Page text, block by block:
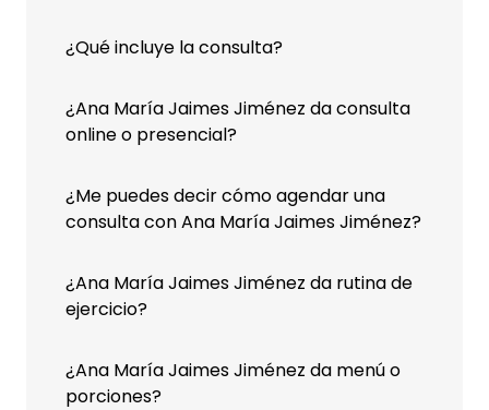
¿Qué incluye la consulta?
¿Ana María Jaimes Jiménez da consulta
online o presencial?
¿Me puedes decir cómo agendar una
consulta con Ana María Jaimes Jiménez?
¿Ana María Jaimes Jiménez da rutina de
ejercicio?
¿Ana María Jaimes Jiménez da menú o
porciones?